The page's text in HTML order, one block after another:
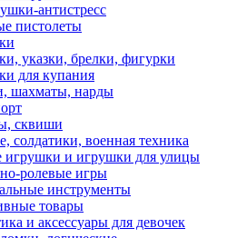
антистресс
пистолеты
указки, брелки, фигурки
для купания
шахматы, нарды
сквиши
солдатики, военная техника
игрушки и игрушки для улицы
ролевые игры
инструменты
товары
и аксессуары для девочек